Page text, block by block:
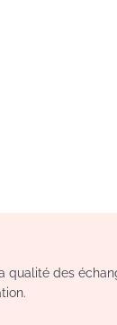
qualité des